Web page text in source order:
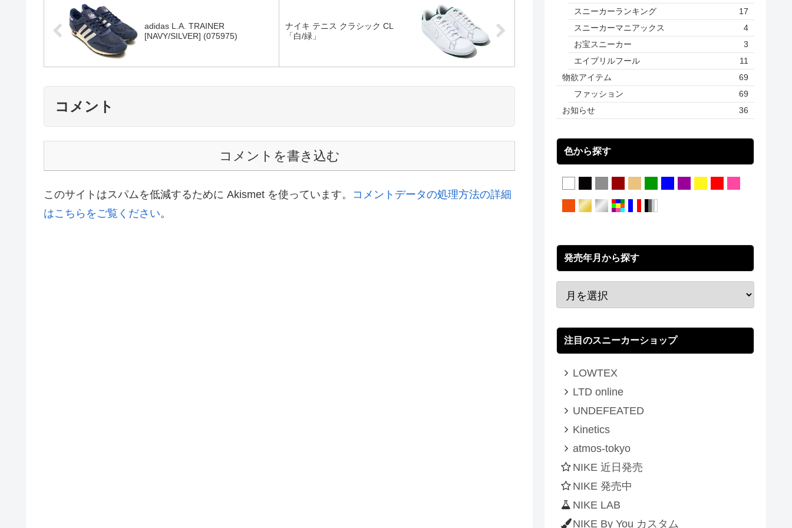
adidas L.A. TRAINER
[NAVY/SILVER] (075975)
ナイキ テニス クラシック CL
「白/緑」
コメント
コメントを書き込む
このサイトはスパムを低減するために Akismet を使っています。 コメントデータの処理方法の詳細
はこちらをご覧ください。
スニーカーランキング
17
スニーカーマニアックス
4
お宝スニーカー
3
エイプリルフール
11
物欲アイテム
69
ファッション
69
お知らせ
36
色から探す
発売年月から探す
注目のスニーカーショップ
LOWTEX
LTD online
UNDEFEATED
Kinetics
atmos-tokyo
NIKE 近日発売
NIKE 発売中
NIKE LAB
NIKE By You カスタム